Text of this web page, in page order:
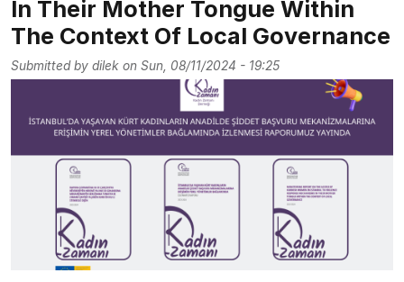
In Their Mother Tongue Within
The Context Of Local Governance
Submitted by dilek on Sun, 08/11/2024 - 19:25